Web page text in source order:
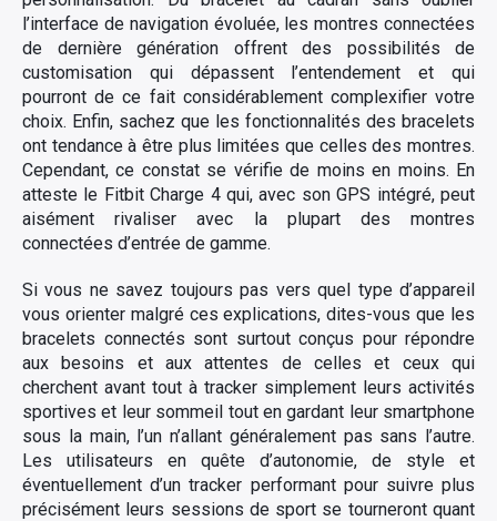
l’interface de navigation évoluée, les montres connectées
de dernière génération offrent des possibilités de
customisation qui dépassent l’entendement et qui
pourront de ce fait considérablement complexifier votre
choix. Enfin, sachez que les fonctionnalités des bracelets
ont tendance à être plus limitées que celles des montres.
Cependant, ce constat se vérifie de moins en moins. En
atteste le Fitbit Charge 4 qui, avec son GPS intégré, peut
aisément rivaliser avec la plupart des montres
connectées d’entrée de gamme.
Si vous ne savez toujours pas vers quel type d’appareil
vous orienter malgré ces explications, dites-vous que les
bracelets connectés sont surtout conçus pour répondre
aux besoins et aux attentes de celles et ceux qui
cherchent avant tout à tracker simplement leurs activités
sportives et leur sommeil tout en gardant leur smartphone
sous la main, l’un n’allant généralement pas sans l’autre.
Les utilisateurs en quête d’autonomie, de style et
éventuellement d’un tracker performant pour suivre plus
précisément leurs sessions de sport se tourneront quant
×
Rechercher
: